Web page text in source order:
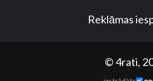
Reklāmas
© 4rati,